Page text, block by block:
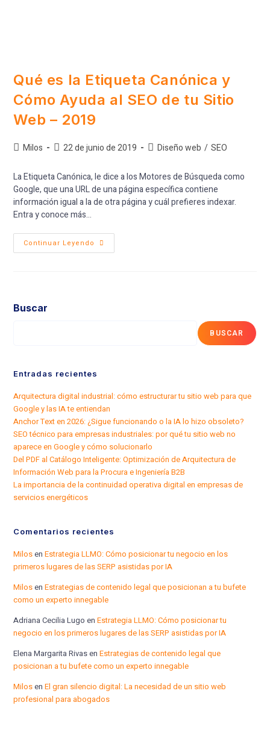
Qué es la Etiqueta Canónica y
Cómo Ayuda al SEO de tu Sitio
Web – 2019
Milos 22 de junio de 2019 Diseño web / SEO
La Etiqueta Canónica, le dice a los Motores de Búsqueda como
Google, que una URL de una página específica contiene
información igual a la de otra página y cuál prefieres indexar.
Entra y conoce más...
Continuar Leyendo
Buscar
BUSCAR
Entradas recientes
Arquitectura digital industrial: cómo estructurar tu sitio web para que
Google y las IA te entiendan
Anchor Text en 2026: ¿Sigue funcionando o la IA lo hizo obsoleto?
SEO técnico para empresas industriales: por qué tu sitio web no
aparece en Google y cómo solucionarlo
Del PDF al Catálogo Inteligente: Optimización de Arquitectura de
Información Web para la Procura e Ingeniería B2B
La importancia de la continuidad operativa digital en empresas de
servicios energéticos
Comentarios recientes
MilosenEstrategia LLMO: Cómo posicionar tu negocio en los
primeros lugares de las SERP asistidas por IA
MilosenEstrategias de contenido legal que posicionan a tu bufete
como un experto innegable
Adriana Cecilia Lugo enEstrategia LLMO: Cómo posicionar tu
negocio en los primeros lugares de las SERP asistidas por IA
Elena Margarita RivasenEstrategias de contenido legal que
posicionan a tu bufete como un experto innegable
MilosenEl gran silencio digital: La necesidad de un sitio web
profesional para abogados